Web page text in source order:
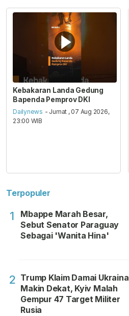
Kebakaran Landa Gedung
Bapenda Pemprov DKI
Dailynews - Jumat , 07 Aug 2026,
23:00 WIB
Terpopuler
1
Mbappe Marah Besar,
Sebut Senator Paraguay
Sebagai 'Wanita Hina'
2 Trump Klaim Damai Ukraina
Makin Dekat, Kyiv Malah
Gempur 47 Target Militer
Rusia